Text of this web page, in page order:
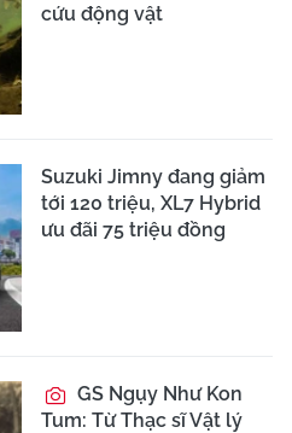
cứu động vật
Suzuki Jimny đang giảm
tới 120 triệu, XL7 Hybrid
ưu đãi 75 triệu đồng
GS Ngụy Như Kon
Tum: Từ Thạc sĩ Vật lý